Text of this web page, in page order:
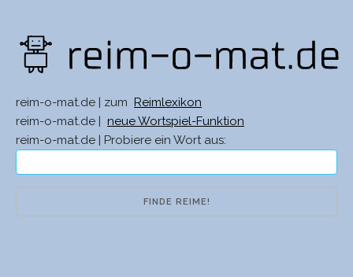
reim-o-mat.de | zum
Reimlexikon
reim-o-mat.de |
neue Wortspiel-Funktion
reim-o-mat.de | Probiere ein Wort aus: